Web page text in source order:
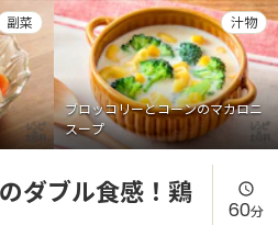
合わせ
は
副菜
ブロッコリーとコーンのマカロニ
スープ
汁物
ダブル食感！鶏
60分